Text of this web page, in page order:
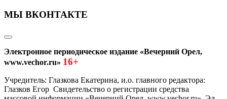
МЫ ВКОНТАКТЕ
Электронное периодическое издание «Вечерний Орел,
www.vechor.ru» 16+
Учредитель: Глазкова Екатерина, и.о. главного редактора:
Глазков Егор Свидетельство о регистрации средства